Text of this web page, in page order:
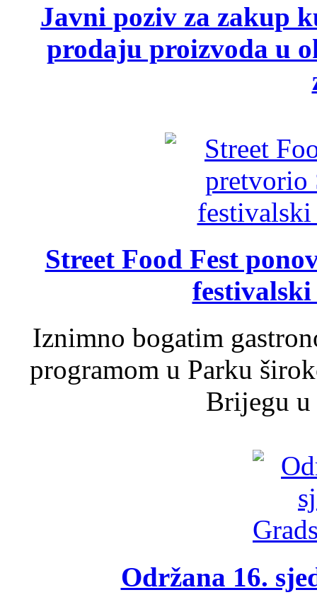
Javni poziv za zakup
prodaju proizvoda u
Street Food Fest
Iznimno bogatim
programom u Parku
Brijegu u
Održana 16.